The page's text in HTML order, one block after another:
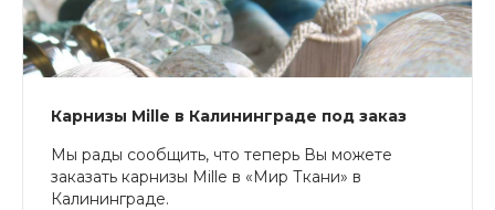
Карнизы Mille в Калининграде под заказ
Мы рады сообщить, что теперь Вы можете
заказать карнизы Mille в «Мир Ткани» в
Калининграде.